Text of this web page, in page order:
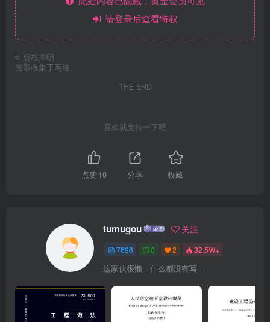
请登录后查看特权
© 版权声明
资源收集于网络。
THE END
喜欢就支持一下吧
点赞10 分享 收藏
tumugou 关注
7698 0 2 32.5W+
这家伙很懒，什么都没有写...